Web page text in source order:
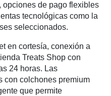
de pago flexibles
tecnológicas como la
seleccionados.
en cortesía, conexión a
Treats Shop con
24 horas. Las
con colchones premium
que permite